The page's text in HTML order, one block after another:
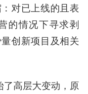
对已上线的且表
的情况下寻求剥
创新项目及相关
了高层大变动，原